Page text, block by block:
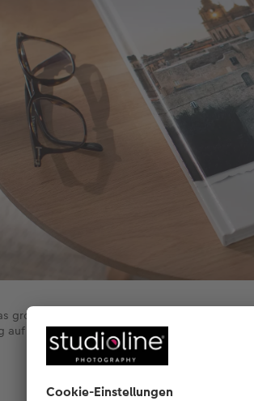
große Foto auf dem Cover ist es möglich,
auf mehr zu werden.